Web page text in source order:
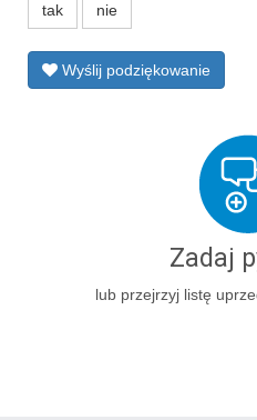
tak nie
Wyślij podziękowanie
Zadaj
lub przejrzyj listę